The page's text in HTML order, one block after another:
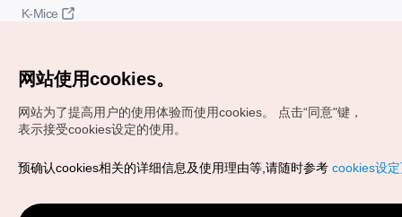
K-Mice
Copyrights (c) 韩国旅游发展局版权所有
VISITKOREA官方邮箱
网站使用cookies。
网站为了提高用户的使用体验而使用cookies。
点击“同意"键，
表示接受cookies设定的使用。
预确认cookies相关的详细信息及使用理由等,请随时参考 cookies设